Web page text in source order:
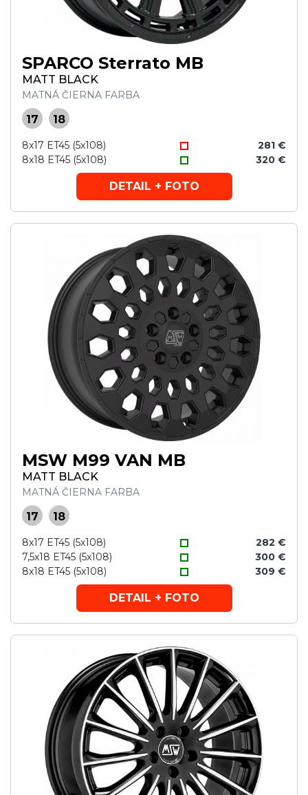
SPARCO Sterrato MB
MATT BLACK
MATNÁ ČIERNA FARBA
17 18
8x17 ET45 (5x108)
281 €
8x18 ET45 (5x108)
320 €
DETAIL + FOTO
MSW M99 VAN MB
MATT BLACK
MATNÁ ČIERNA FARBA
17 18
8x17 ET45 (5x108)
282 €
7,5x18 ET45 (5x108)
300 €
8x18 ET45 (5x108)
309 €
DETAIL + FOTO